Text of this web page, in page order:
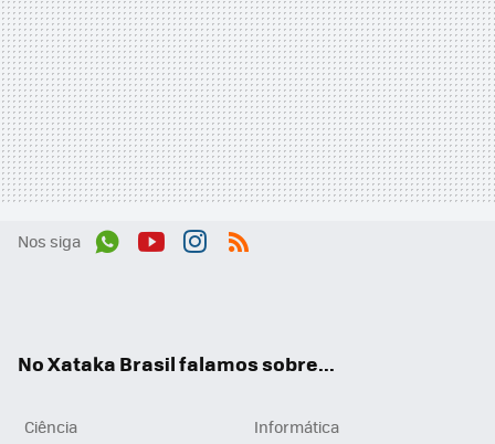
Nos siga
No Xataka Brasil falamos sobre...
Ciência
Informática